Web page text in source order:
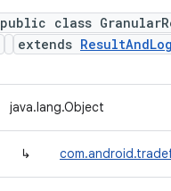
public class
extends
java.lang.Object
↳